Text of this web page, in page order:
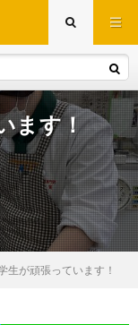
ます！
生が頑張っています！